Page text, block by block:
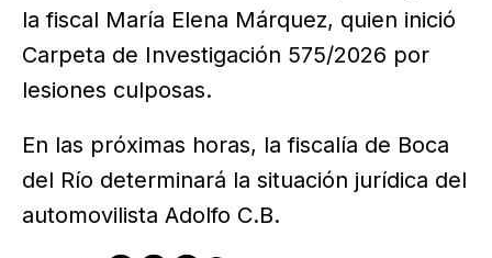
la fiscal María Elena Márquez, quien inició
Carpeta de Investigación 575/2026 por
lesiones culposas.
En las próximas horas, la fiscalía de Boca
del Río determinará la situación jurídica del
automovilista Adolfo C.B.